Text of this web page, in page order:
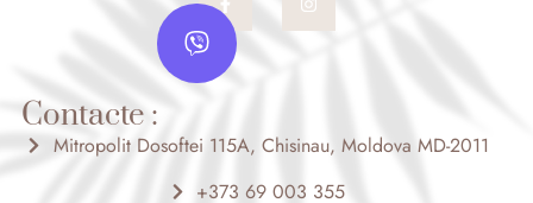
c
b
o
f
s
t
V
i
b
e
Contacte :
Mitropolit Dosoftei 115A, Chisinau, Moldova MD-2011
+373 69 003 355